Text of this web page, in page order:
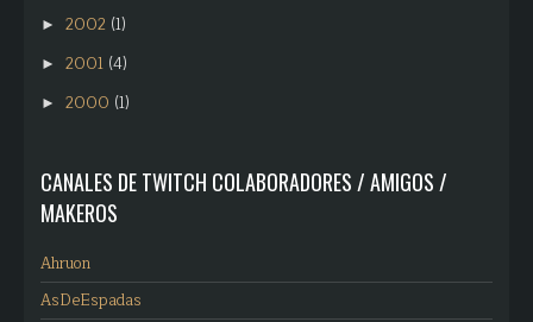
► 2002 (1)
► 2001 (4)
► 2000 (1)
CANALES DE TWITCH COLABORADORES / AMIGOS /
MAKEROS
Ahruon
AsDeEspadas